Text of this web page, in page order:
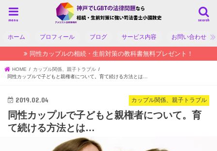
search
menu
ホーム プロフィール ブログ サービス内容 お問い合わせ
同性カップルの相続・生前対策の教科書無料プレゼント！
HOME
カップル関係、親子トラブル
同性カップルで子どもと親権者について。育て続ける方法とは…
カップル関係、親子トラブル
2019.02.04
同性カップルで子どもと親権者について。育
て続ける方法とは…